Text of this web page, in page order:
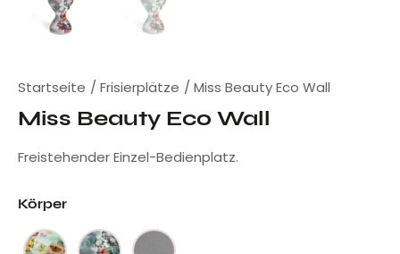
Startseite Frisierplätze Miss Beauty Eco Wall
Miss Beauty Eco Wall
Freistehender Einzel-Bedienplatz.
Körper